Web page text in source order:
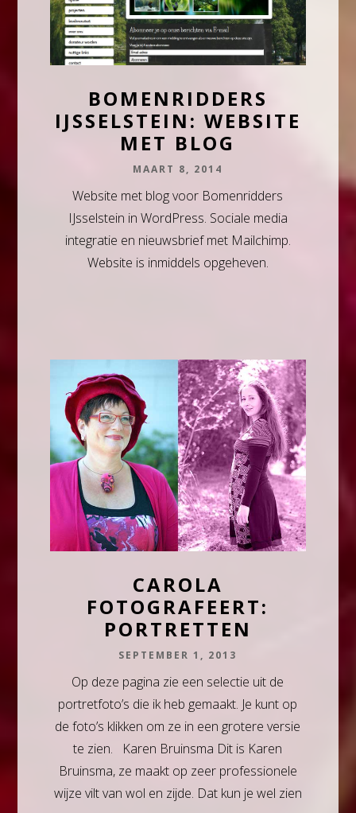
BOMENRIDDERS
IJSSELSTEIN: WEBSITE
MET BLOG
MAART 8, 2014
Website met blog voor Bomenridders
IJsselstein in WordPress. Sociale media
integratie en nieuwsbrief met Mailchimp.
Website is inmiddels opgeheven.
CAROLA
FOTOGRAFEERT:
PORTRETTEN
SEPTEMBER 1, 2013
Op deze pagina zie een selectie uit de
portretfoto’s die ik heb gemaakt. Je kunt op
de foto’s klikken om ze in een grotere versie
te zien. Karen Bruinsma Dit is Karen
Bruinsma, ze maakt op zeer professionele
wijze vilt van wol en zijde. Dat kun je wel zien